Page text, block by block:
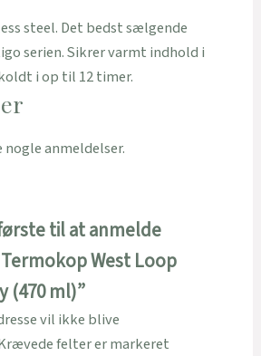
steel. Det bedst sælgende
serien. Sikrer varmt indhold i
i op til 12 timer.
nogle anmeldelser.
til at anmelde
West Loop
(470 ml)”
vil ikke blive
felter er markeret